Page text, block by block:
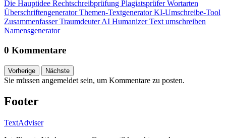
Die Hauptidee Rechtschreibprüfung PlagiatsprüferWortarten
ÜberschriftengeneratorThemen-TextgeneratorKI-Umschreibe-Tool
ZusammenfasserTraumdeuterAI HumanizerText umschreiben
Namensgenerator
0 Kommentare
Vorherige Nächste
Sie müssen angemeldet sein, um Kommentare zu posten.
Footer
TextAdviser